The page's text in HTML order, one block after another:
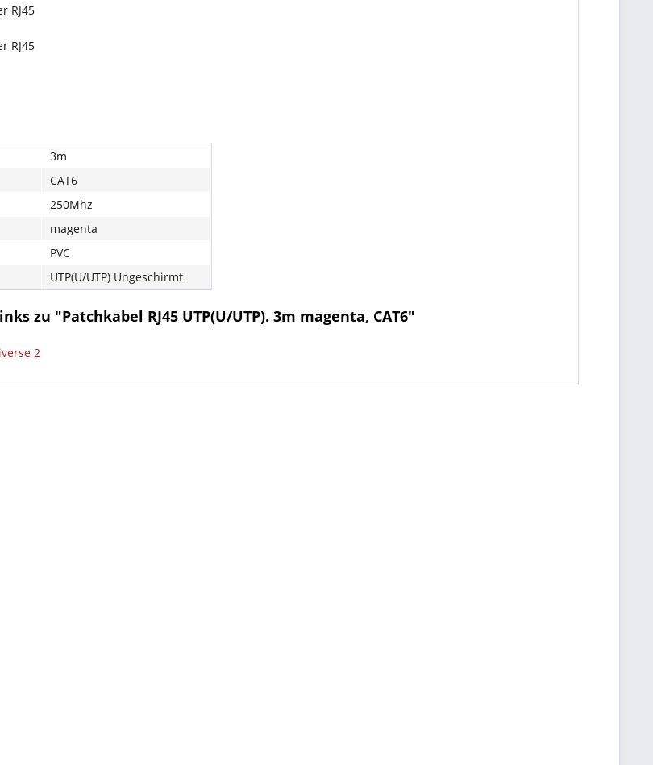
RJ45
RJ45
3m
CAT6
250Mhz
magenta
PVC
UTP(U/UTP) Ungeschirmt
zu "Patchkabel RJ45 UTP(U/UTP). 3m magenta, CAT6"
2